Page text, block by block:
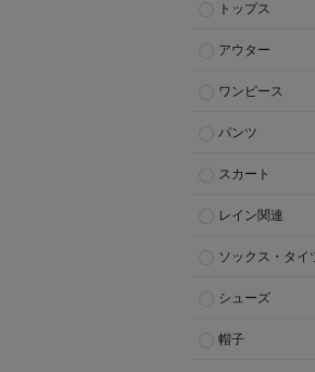
トップス
アウター
ワンピース
パンツ
スカート
レイン関連
ソックス・タイ
シューズ
帽子